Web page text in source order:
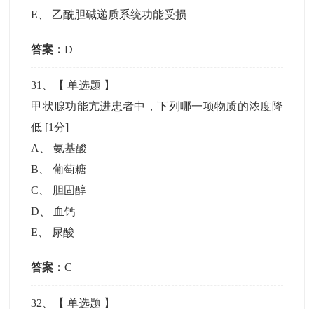
E
乙酰胆碱递质系统功能受损
答案：D
31 、【单选题 】
甲状腺功能亢进患者中，下列哪一项物质的浓度降
低 [1分]
A
、氨基酸
B 、葡萄糖
C
胆固醇
D
血钙
E
尿酸
答案：C
32 、【单选题 】